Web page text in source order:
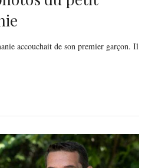
accouchait de son premier garçon. Il